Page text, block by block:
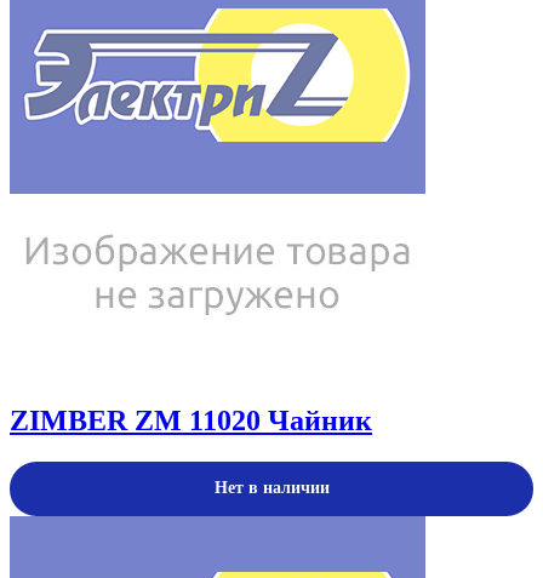
ZIMBER ZM 11020 Чайник
Нет в наличии